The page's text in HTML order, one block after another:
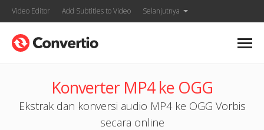
Video Editor Add Subtitles to Video Selanjutnya
Konverter MP4 ke OGG
Ekstrak dan konversi audio MP4 ke OGG Vorbis
secara online